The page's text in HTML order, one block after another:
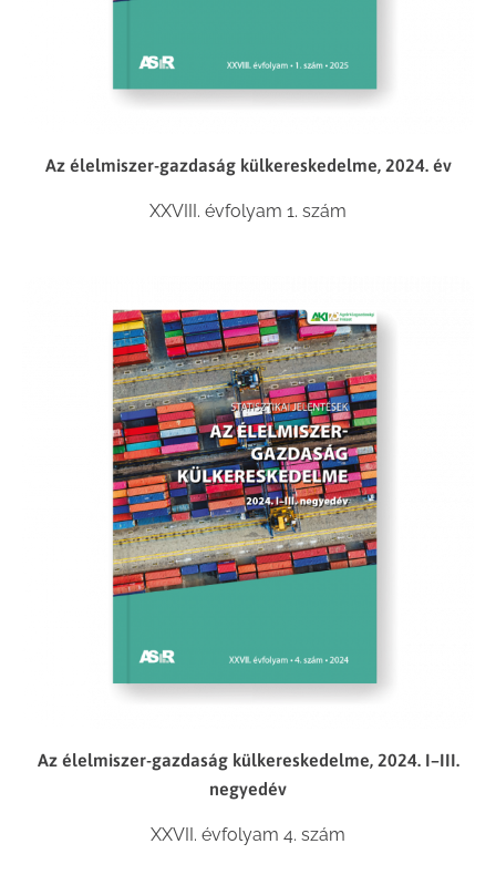
Az élelmiszer-gazdaság külkereskedelme, 2024. év
XXVIII. évfolyam 1. szám
Az élelmiszer-gazdaság külkereskedelme, 2024. I–III.
negyedév
XXVII. évfolyam 4. szám